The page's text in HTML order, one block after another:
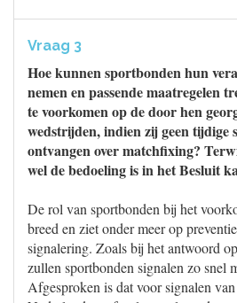
Vraag 3
Hoe kunnen sportbonden hun
nemen en passende maatregelen
te voorkomen op de door hen
wedstrijden, indien zij geen tijdige
ontvangen over matchfixing?
wel de bedoeling is in het Besluit
De rol van sportbonden bij het
breed en ziet onder meer op
signalering. Zoals bij het antwoord
zullen sportbonden signalen zo snel
Afgesproken is dat voor signalen